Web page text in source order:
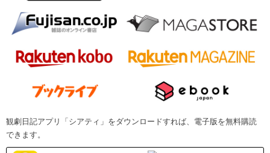
観劇日記アプリ「シアティ」をダウンロードすれば、電子版を無料購読
できます。